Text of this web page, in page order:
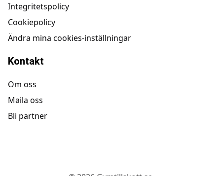
Integritetspolicy
Cookiepolicy
Ändra mina cookies-inställningar
Kontakt
Om oss
Maila oss
Bli partner